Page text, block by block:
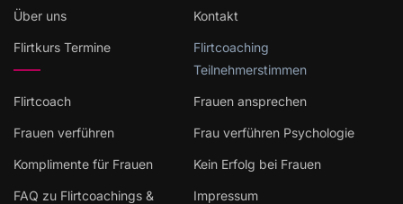
Über uns Kontakt
Flirtkurs Termine
Flirtcoaching
Teilnehmerstimmen
Flirtcoach Frauen ansprechen
Frauen verführen Frau verführen Psychologie
Komplimente für Frauen Kein Erfolg bei Frauen
FAQ zu Flirtcoachings &
Impressum